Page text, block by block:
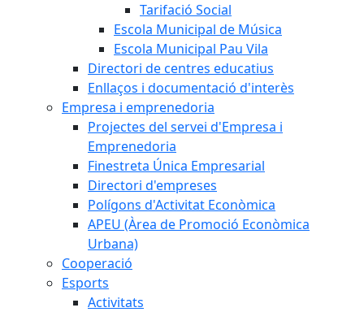
Tarifació Social
Escola Municipal de Música
Escola Municipal Pau Vila
Directori de centres educatius
Enllaços i documentació d'interès
Empresa i emprenedoria
Projectes del servei d'Empresa i
Emprenedoria
Finestreta Única Empresarial
Directori d'empreses
Polígons d'Activitat Econòmica
APEU (Àrea de Promoció Econòmica
Urbana)
Cooperació
Esports
Activitats